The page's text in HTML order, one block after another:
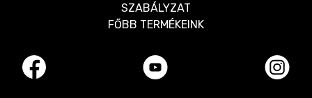
SZABÁLYZAT
FŐBB TERMÉKEINK